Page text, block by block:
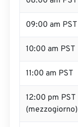
09:00 am PST
10:00 am PST
11:00 am PST
12:00 pm PST
(mezzogiorno)